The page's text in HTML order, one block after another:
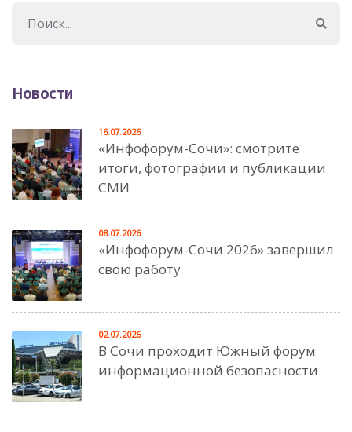
Новости
«Инфофорум-Сочи»: смотрите
итоги, фотографии и публикации
СМИ
16.07.2026
«Инфофорум-Сочи 2026» завершил
свою работу
08.07.2026
В Сочи проходит Южный форум
информационной безопасности
02.07.2026